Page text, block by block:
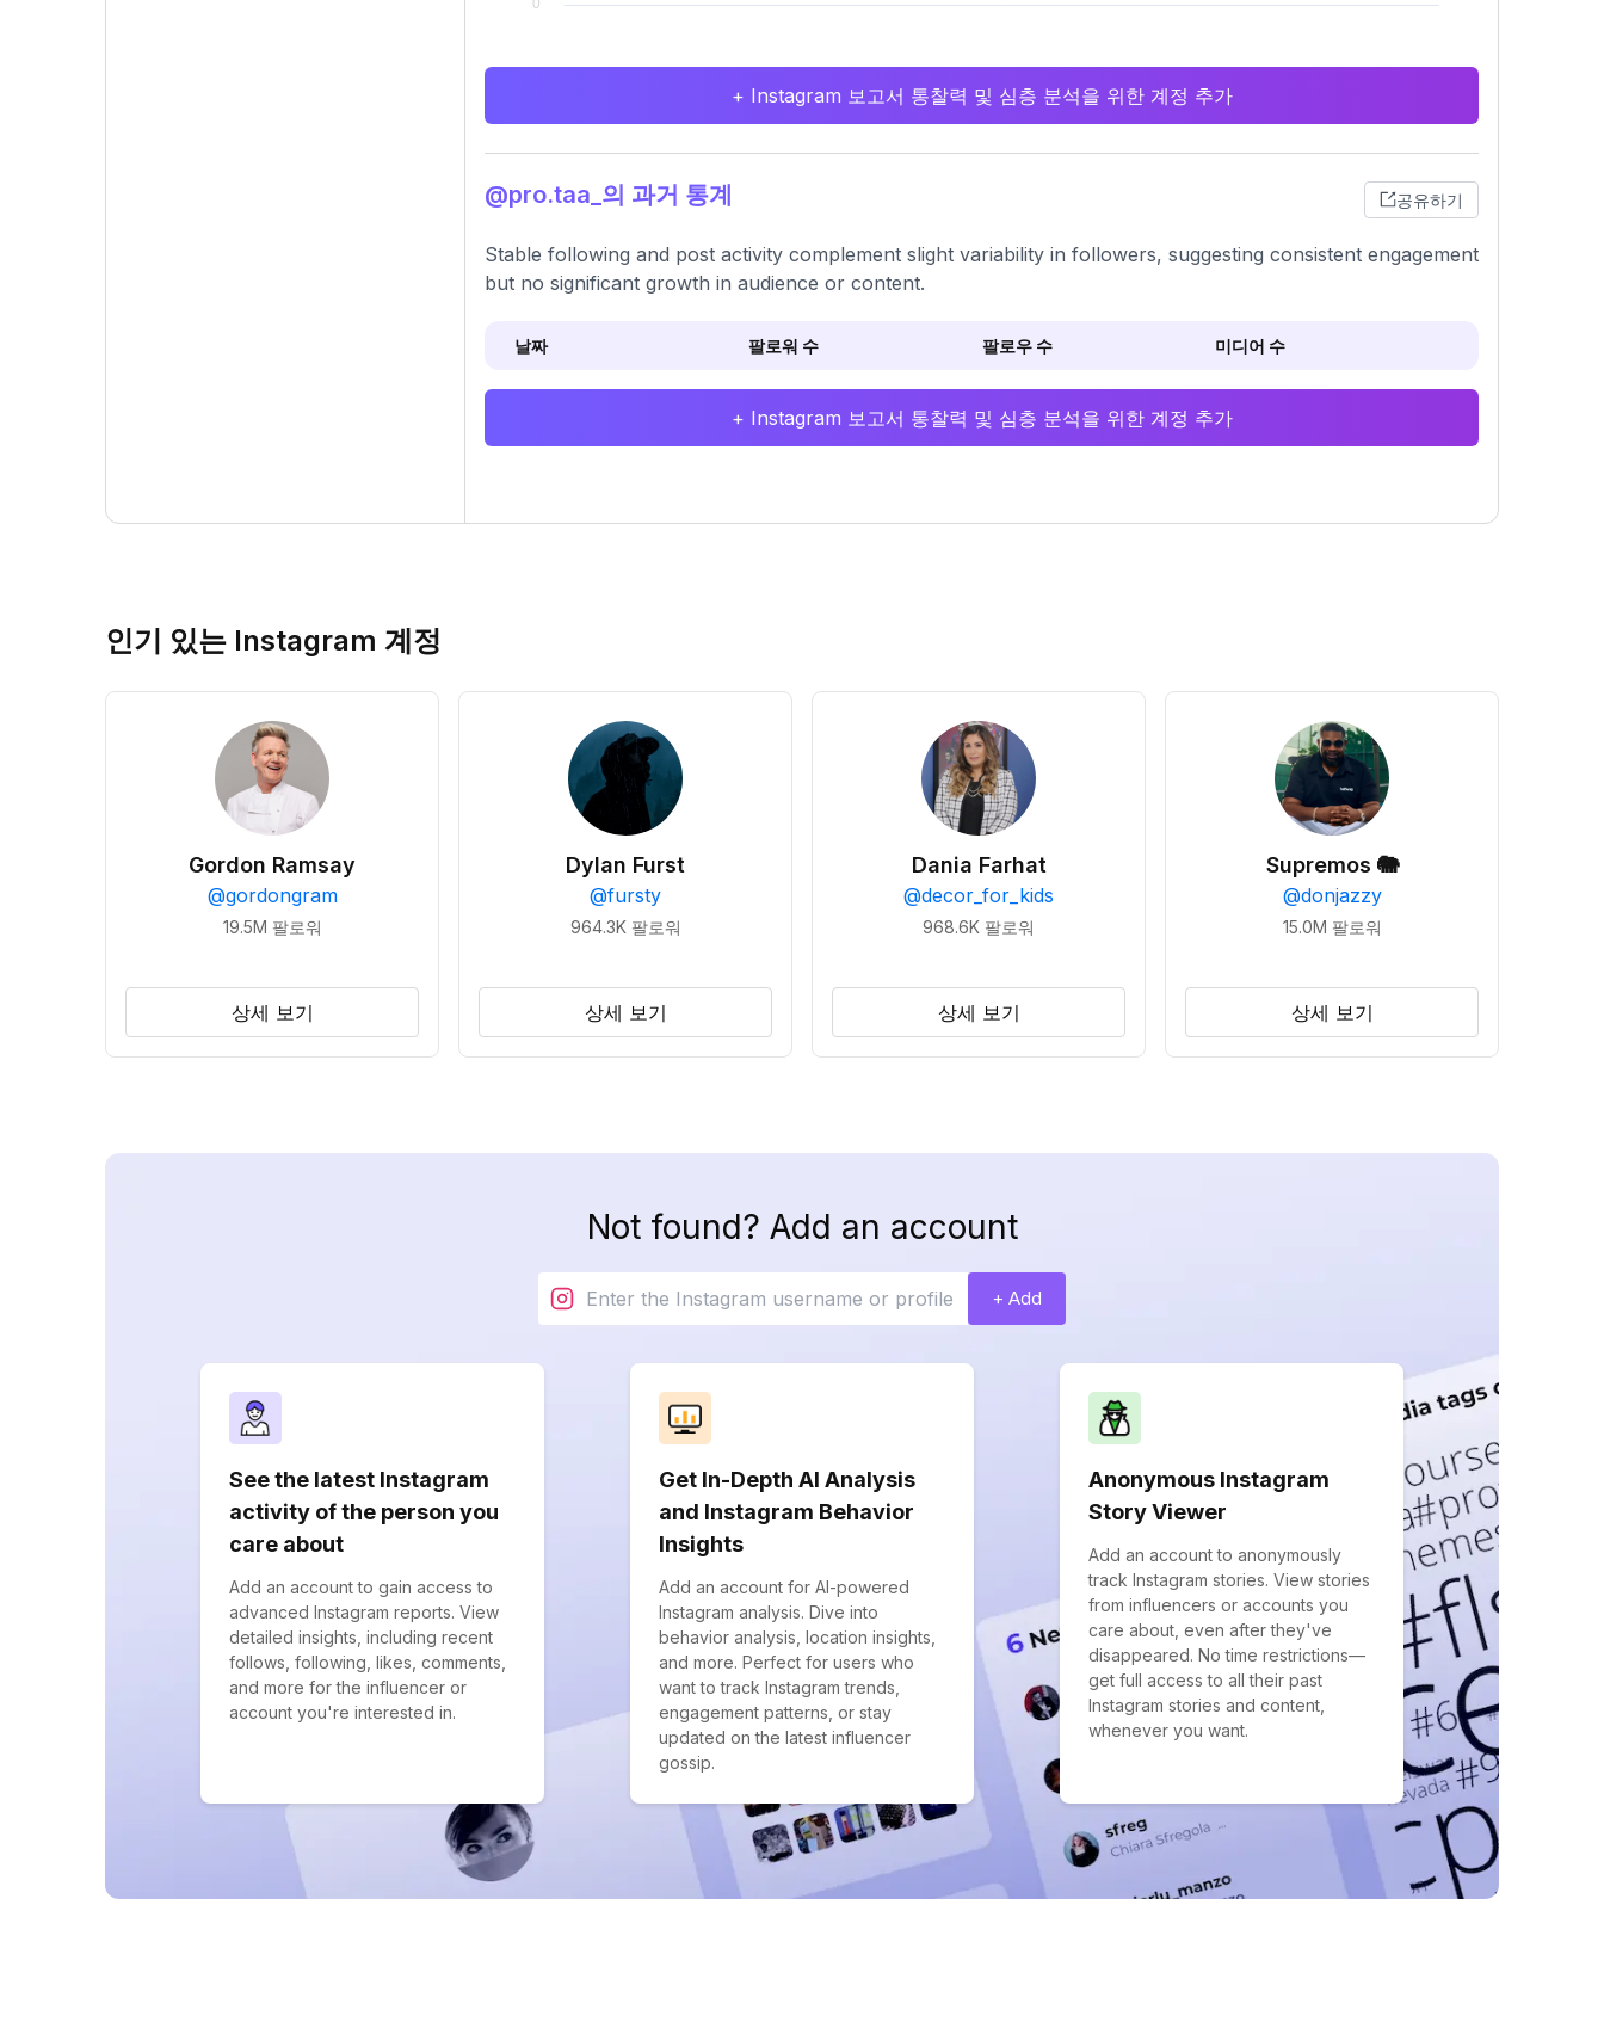
+ Instagram 보고서 통찰력 및 심층 분석을 위한 계정 추가
@pro.taa_의 과거 통계 공유하기
Stable following and post activity complement slight variability in followers, suggesting consistent engagement
but no significant growth in audience or content.
날짜 팔로워 수 팔로우 수 미디어 수
+ Instagram 보고서 통찰력 및 심층 분석을 위한 계정 추가
인기 있는 Instagram 계정
Gordon Ramsay
@gordongram
19.5M 팔로워
상세 보기
Dylan Furst
@fursty
964.3K 팔로워
상세 보기
Dania Farhat
@decor_for_kids
968.6K 팔로워
상세 보기
Supremos 🐘
@donjazzy
15.0M 팔로워
상세 보기
Not found? Add an account
+ Add
See the latest Instagram
activity of the person you
care about
Add an account to gain access to
advanced Instagram reports. View
detailed insights, including recent
follows, following, likes, comments,
and more for the influencer or
account you're interested in.
Get In-Depth AI Analysis
and Instagram Behavior
Insights
Add an account for AI-powered
Instagram analysis. Dive into
behavior analysis, location insights,
and more. Perfect for users who
want to track Instagram trends,
engagement patterns, or stay
updated on the latest influencer
gossip.
Anonymous Instagram
Story Viewer
Add an account to anonymously
track Instagram stories. View stories
from influencers or accounts you
care about, even after they've
disappeared. No time restrictions—
get full access to all their past
Instagram stories and content,
whenever you want.